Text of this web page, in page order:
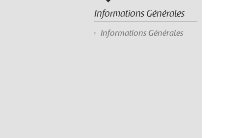
Informations Générales
Informations Générales